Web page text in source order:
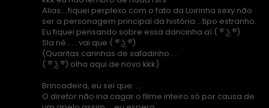
Alias....fiquei perplexo com o fato da Loirinha sexy não
ser a personagem principal da história....tipo estranho.
Eu fiquei pensando sobre essa dancinha aí ( ͡° ͜ʖ ͡°)
Sla né.......vai que ( ͡° ͜ʖ ͡°)
(Quantas carinhas de safadinho.....
( ͡° ͜ʖ ͡°) olha aqui de novo kkk)
Brincadeira, eu sei que. ...
O diretor não iria cagar o filme inteiro só por causa de